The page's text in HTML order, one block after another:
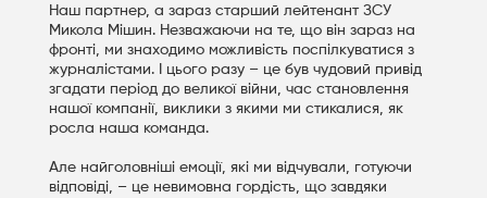
Наш партнер, а зараз старший лейтенант ЗСУ
Микола Мішин. Незважаючи на те, що він зараз на
фронті, ми знаходимо можливість поспілкуватися з
журналістами. І цього разу – це був чудовий привід
згадати період до великої війни, час становлення
нашої компанії, виклики з якими ми стикалися, як
росла наша команда.
Але найголовніші емоції, які ми відчували, готуючи
відповіді, – це невимовна гордість, що завдяки